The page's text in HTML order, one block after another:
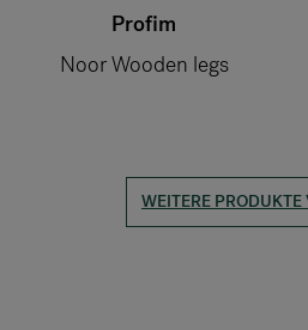
Profim
Noor Wooden legs
WEITERE